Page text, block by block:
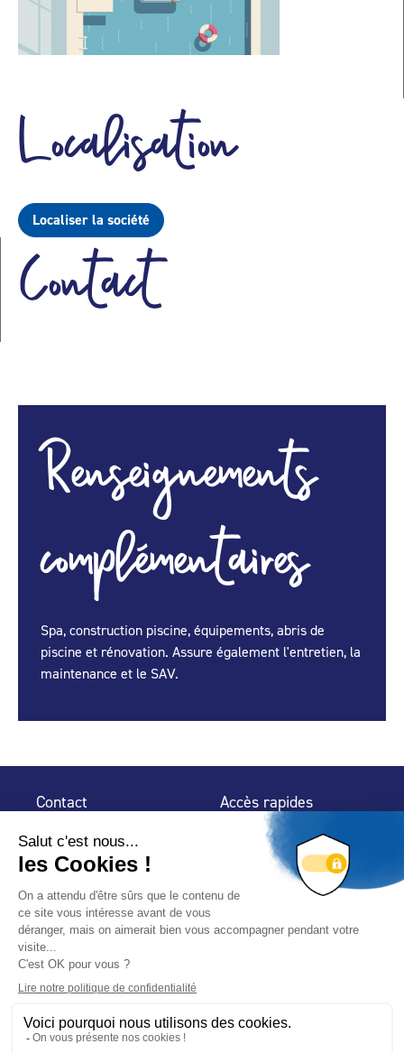
Localisation
Localiser la société
Contact
Renseignements
complémentaires
Spa, construction piscine, équipements, abris de
piscine et rénovation. Assure également l'entretien, la
maintenance et le SAV.
Contact
32 rue de Mogador
75 009 Paris
Accès rapides
Espace Presse
Trouver un
professionnel
Nous suivre